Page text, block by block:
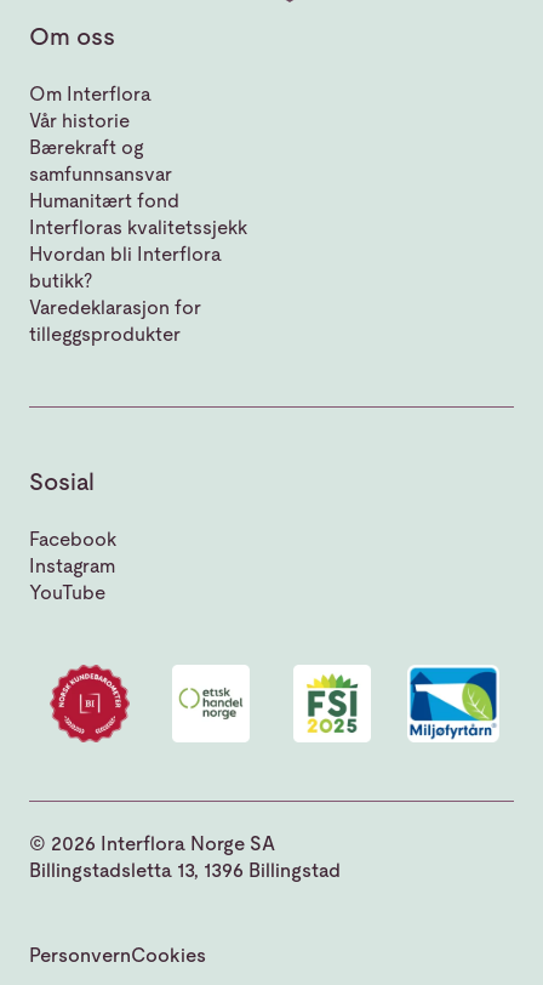
Om oss
Om Interflora
Vår historie
Bærekraft og
samfunnsansvar
Humanitært fond
Interfloras kvalitetssjekk
Hvordan bli Interflora
butikk?
Varedeklarasjon for
tilleggsprodukter
Sosial
Facebook
Instagram
YouTube
© 2026 Interflora Norge SA
Billingstadsletta 13, 1396 Billingstad
PersonvernCookies